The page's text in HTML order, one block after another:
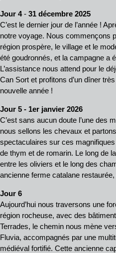
Jour 4- 31 décembre 2025
C’est le dernier jour de l’année !
notre voyage. Nous commençons
région prospère, le village et le
été goudronnés, et la campagne a
L’assistance nous attend pour le
Can Sort et profitons d’un dîner
nouvelle année !
Jour 5 - 1er janvier 2026
C’est sans aucun doute l’une des
nous sellons les chevaux et
spectaculaires sur ces
de thym et de romarin. Le long de
entre les oliviers et le long des
ancienne ferme catalane
Jour 6
Aujourd’hui nous traversons une
région rocheuse, avec des
Terrades, le chemin nous mène
Fluvia, accompagnés par une
médiéval fortifié. Cette ancienne